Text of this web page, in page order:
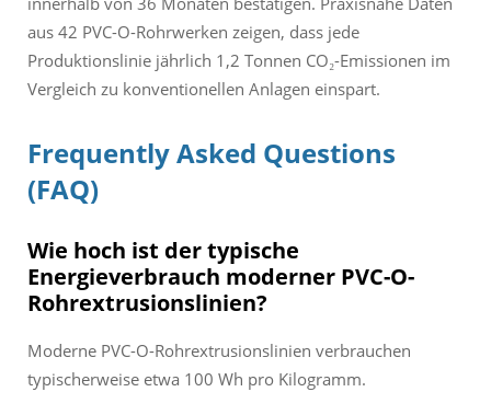
aus 42 PVC-O-Rohrwerken zeigen, dass jede
Produktionslinie jährlich 1,2 Tonnen CO₂-Emissionen im
Vergleich zu konventionellen Anlagen einspart.
Frequently Asked Questions
(FAQ)
Wie hoch ist der typische
Energieverbrauch moderner PVC-O-
Rohrextrusionslinien?
Moderne PVC-O-Rohrextrusionslinien verbrauchen
typischerweise etwa 100 Wh pro Kilogramm.